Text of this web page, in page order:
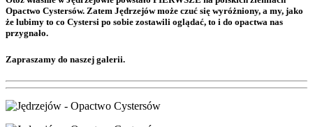
Opactwo Cystersów. Zatem Jędrzejów może czuć się wyróżniony, a my, jako
że lubimy to co Cystersi po sobie zostawili oglądać, to i do opactwa nas
przygnało.
Zapraszamy do naszej galerii.